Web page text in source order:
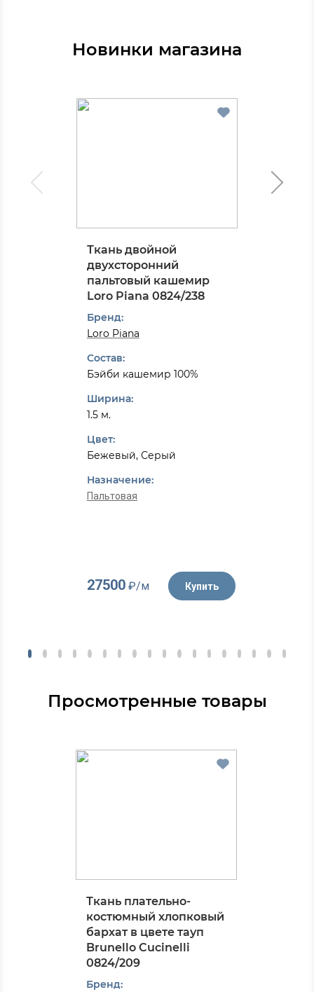
Новинки магазина
Ткань двойной
двухсторонний
пальтовый кашемир
Loro Piana 0824/238
Бренд:
Loro Piana
Состав:
Бэйби кашемир 100%
Ширина:
1.5 м.
Цвет:
Бежевый, Серый
Назначение:
Пальтовая
27500₽/м Купить
Просмотренные товары
Ткань плательно-
костюмный хлопковый
бархат в цвете тауп
Brunello Cucinelli
0824/209
Бренд: